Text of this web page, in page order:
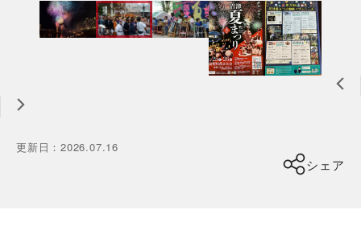
更新日 ：2026.07.16
シェア